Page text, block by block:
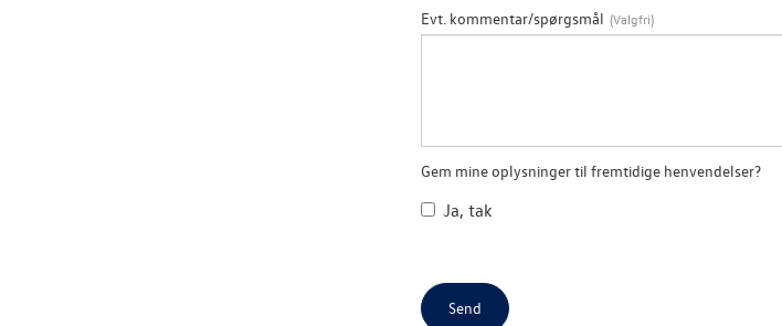
Evt. kommentar/spørgsmål
Gem mine oplysninger til fremtidige henvendelser?
Ja, tak